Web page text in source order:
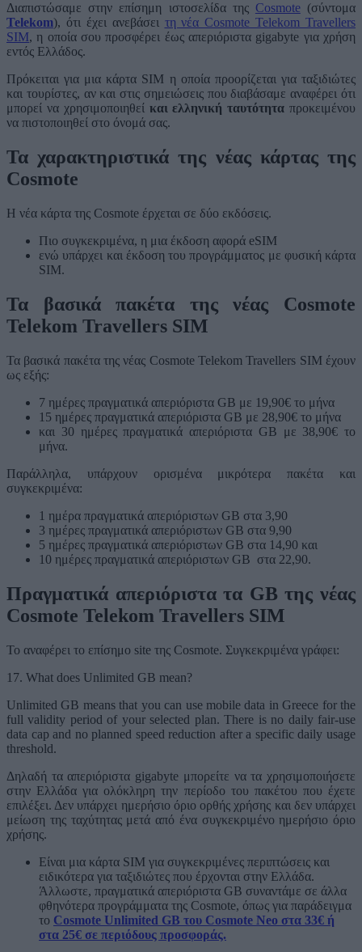
Διαπιστώσαμε στην επίσημη ιστοσελίδα της Cosmote(σύντομα
Telekom), ότι έχει ανεβάσει τη νέα Cosmote Telekom Travellers
SIM, η οποία σου προσφέρει έως απεριόριστα gigabyte για χρήση
εντός Ελλάδος.
Πρόκειται για μια κάρτα SIM η οποία προορίζεται για ταξιδιώτες
και τουρίστες, αν και στις σημειώσεις που διαβάσαμε αναφέρει ότι
μπορεί να χρησιμοποιηθεί και ελληνική ταυτότητα προκειμένου
να πιστοποιηθεί στο όνομά σας.
Τα χαρακτηριστικά της νέας κάρτας της
Cosmote
Η νέα κάρτα της Cosmote έρχεται σε δύο εκδόσεις.
Πιο συγκεκριμένα, η μια έκδοση αφορά eSIM
ενώ υπάρχει και έκδοση του προγράμματος με φυσική κάρτα
SIM.
Τα βασικά πακέτα της νέας Cosmote
Telekom Travellers SIM
Τα βασικά πακέτα της νέας Cosmote Telekom Travellers SIM έχουν
ως εξής:
7 ημέρες πραγματικά απεριόριστα GB με 19,90€ το μήνα
15 ημέρες πραγματικά απεριόριστα GB με 28,90€ το μήνα
και 30 ημέρες πραγματικά απεριόριστα GB με 38,90€ το
μήνα.
Παράλληλα, υπάρχουν ορισμένα μικρότερα πακέτα και
συγκεκριμένα:
1 ημέρα πραγματικά απεριόριστων GB στα 3,90
3 ημέρες πραγματικά απεριόριστων GB στα 9,90
5 ημέρες πραγματικά απεριόριστων GB στα 14,90 και
10 ημέρες πραγματικά απεριόριστων GB στα 22,90.
Πραγματικά απεριόριστα τα GB της νέας
Cosmote Telekom Travellers SIM
Το αναφέρει το επίσημο site της Cosmote. Συγκεκριμένα γράφει:
17. What does Unlimited GB mean?
Unlimited GB means that you can use mobile data in Greece for the
full validity period of your selected plan. There is no daily fair-use
data cap and no planned speed reduction after a specific daily usage
threshold.
Δηλαδή τα απεριόριστα gigabyte μπορείτε να τα χρησιμοποιήσετε
στην Ελλάδα για ολόκληρη την περίοδο του πακέτου που έχετε
επιλέξει. Δεν υπάρχει ημερήσιο όριο ορθής χρήσης και δεν υπάρχει
μείωση της ταχύτητας μετά από ένα συγκεκριμένο ημερήσιο όριο
χρήσης.
Είναι μια κάρτα SIM για συγκεκριμένες περιπτώσεις και
ειδικότερα για ταξιδιώτες που έρχονται στην Ελλάδα.
Άλλωστε, πραγματικά απεριόριστα GB συναντάμε σε άλλα
φθηνότερα προγράμματα της Cosmote, όπως για παράδειγμα
το Cosmote Unlimited GB του Cosmote Neo στα 33€ ή
στα 25€ σε περιόδους προσφοράς.